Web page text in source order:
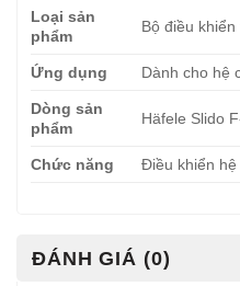
Loại sản
phẩm
Bộ điều
Ứng dụng Dành cho hệ
Dòng sản
phẩm
Häfele Slido
Chức năng Điều khiển
ĐÁNH GIÁ (0)